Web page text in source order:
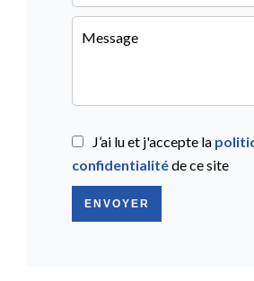
J’ai lu et j'accepte la
confidentialitéde ce site
ENVOYER